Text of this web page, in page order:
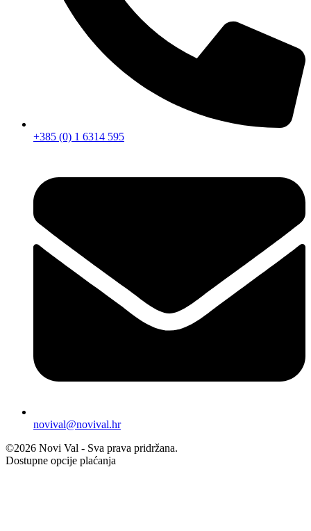
+385 (0) 1 6314 595
novival@novival.hr
©2026 Novi Val - Sva prava pridržana.
Dostupne opcije plaćanja